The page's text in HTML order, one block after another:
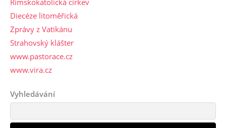
Římskokatolická církev
Diecéze litoměřická
Zprávy z Vatikánu
Strahovský klášter
www.pastorace.cz
www.vira.cz
Vyhledávání